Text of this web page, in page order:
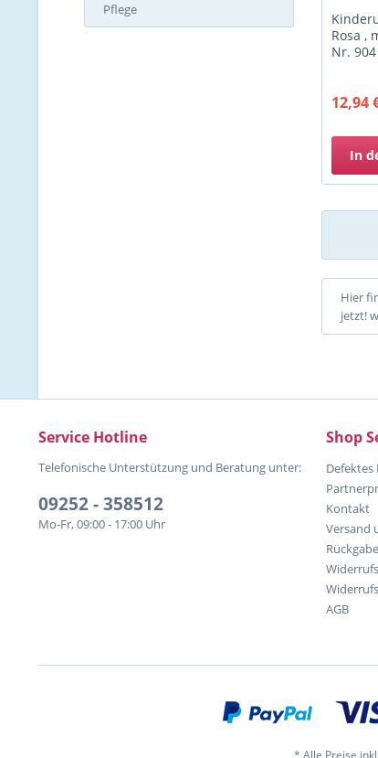
Pflege
Rosa ,
Nr. 904
12,94
In
Hier
jetzt!
Service Hotline
Telefonische Unterstützung und Beratung unter:
09252 - 358512
Mo-Fr, 09:00 - 17:00 Uhr
Shop
Kontakt
Versand
Rückgabe
AGB
* Alle Preise